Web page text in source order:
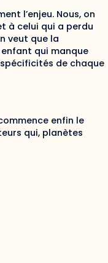
l’enjeu. Nous, on
à celui qui a perdu
veut que la
enfant qui manque
de chaque
enfin le
qui, planètes